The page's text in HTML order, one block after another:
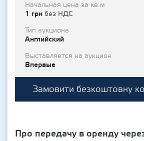
Начальная цена за кв.м
1 грн без НДС
Тип аукциона
Английский
Выставляется на аукцион
Впервые
Замовити безкоштовну
Про передачу в оренду